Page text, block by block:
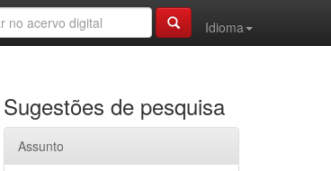
Idioma
Sugestões de pesquisa
Assunto